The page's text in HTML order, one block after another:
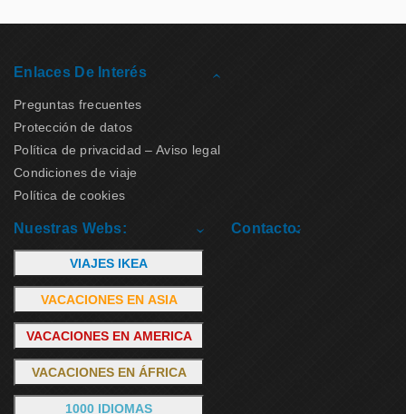
Enlaces De Interés
Preguntas frecuentes
Protección de datos
Política de privacidad – Aviso legal
Condiciones de viaje
Política de cookies
Nuestras Webs:
VIAJES IKEA
VACACIONES EN ASIA
VACACIONES EN AMERICA
VACACIONES EN ÁFRICA
1000 IDIOMAS
Contacto: